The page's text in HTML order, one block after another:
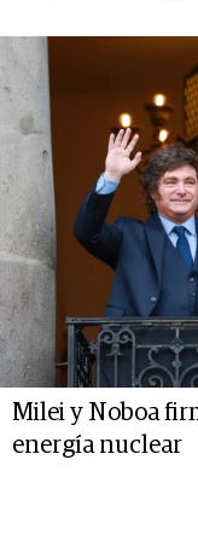
Milei y Noboa
energía nuclear